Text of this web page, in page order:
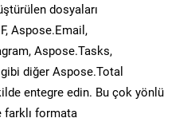
dosyaları
Aspose.Email,
Aspose.Tasks,
diğer Aspose.Total
entegre edin. Bu çok yönlü
farklı formata